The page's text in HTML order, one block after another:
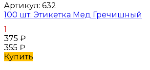
Артикул: 632
100 шт. Этикетка Мед Гречишный
1
375 ₽
355 ₽
Купить